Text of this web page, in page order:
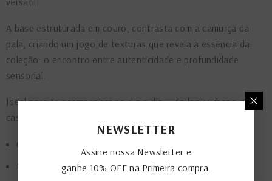
A base estruturada em couro, contrasta com a camurça da
pala, criando um jogo de texturas que revela a essência da
coleção: o encontro entre autenticidade e profundidade
sensorial.
Ideal para te acompanhar no dia a dia — do look urbano ao
casual refinado.
Cabedal em couro e camurça na cor preta
Palmilha acolchoada
NEWSLETTER
Assine nossa Newsletter e
ganhe 10% OFF na Primeira compra.